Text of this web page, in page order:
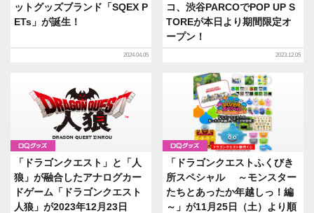
ットグッズブランド「SQEX P
ETs」が誕生！
2024.04.05
コ、渋谷PARCOでPOP UP S
TOREが本日より期間限定オ
ープン！
2023.12.05
「ドラゴンクエスト」と「人
狼」が融合したアナログカー
ドゲーム「ドラゴンクエスト
人狼」が2023年12月23日
グッズ
「ドラゴンクエストふくびき
所スペシャル ～モンスター
たちとあったか年越しっ！編
～」が11月25日（土）より順